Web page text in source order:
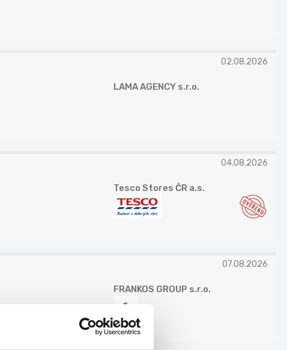
02.08.2026
LAMA AGENCY s.r.o.
04.08.2026
Tesco Stores ČR a.s.
07.08.2026
FRANKOS GROUP s.r.o.